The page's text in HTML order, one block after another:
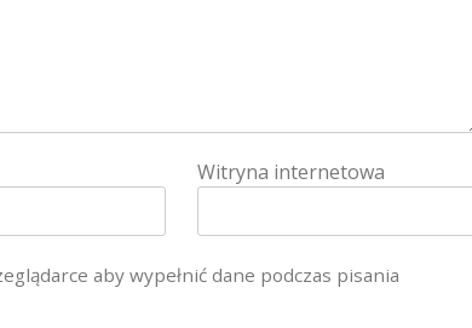
Witryna internetowa
aby wypełnić dane podczas pisania